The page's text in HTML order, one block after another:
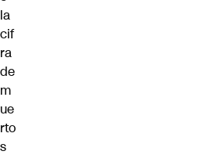
la
cif
ra
de
m
ue
rto
s